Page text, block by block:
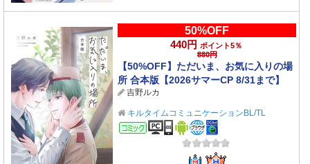
50%OFF
440円 ポイント5％
880円
【50%OFF】ただいま、お気に入りの場
所 合本版【2026サマーCP 8/31まで】
吉野ルカ
キルタイムコミュニケーションBL/TL
コミック